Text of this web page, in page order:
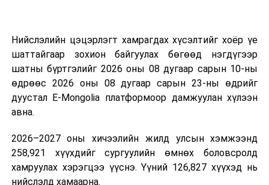
арилжааны банкнаас авчээ. Газрын тосны
бүтээгдэхүүний агуулахын барилга угсралтын ажлын
гүйцэтгэл 95 хувьтай байгаа бөгөөд 2026 оны
наймдугаар сарын 20-ны дотор бүрэн дуусгаж,
ашиглалтад оруулах гэж байна. Эдгээр агуулах
ашиглалтад орсноор Улаанбаатар хотын АИ-92-ийн
Ерөнхий сайд тус агуулахыг ашиглалтад хүлээн
авахад зөвшөөрлийн саад бэрхшээл учруулахгүй
байхыг холбогдох албаныханд үүрэг болгов.
Нийслэлийн цэцэрлэгт хамрагдах хүсэлтийг хоёр үе
шаттайгаар зохион байгуулах бөгөөд нэгдүгээр
шатны бүртгэлийг 2026 оны 08 дугаар сарын 10-ны
өдрөөс 2026 оны 08 дугаар сарын 23-ны өдрийг
дуустал E-Mongolia платформоор дамжуулан хүлээн
авна.
2026–2027 оны хичээлийн жилд улсын хэмжээнд
258,921 хүүхдийг сургуулийн өмнөх боловсролд
хамруулах хэрэгцээ үүснэ. Үүний 126,827 хүүхэд нь
нийслэлд хамаарна.